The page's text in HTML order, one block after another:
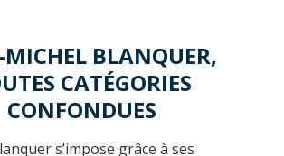
MICHEL BLANQUER,
CATÉGORIES
CONFONDUES
s’impose grâce à ses